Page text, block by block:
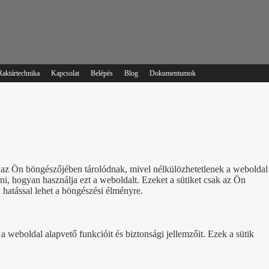
Kapcsolat Belépés Blog Dokumentumok
Ön böngészőjében tárolódnak, mivel nélkülözhetetlenek a weboldal
hogyan használja ezt a weboldalt. Ezeket a sütiket csak az Ön
lehet a böngészési élményre.
weboldal alapvető funkcióit és biztonsági jellemzőit. Ezek a sütik